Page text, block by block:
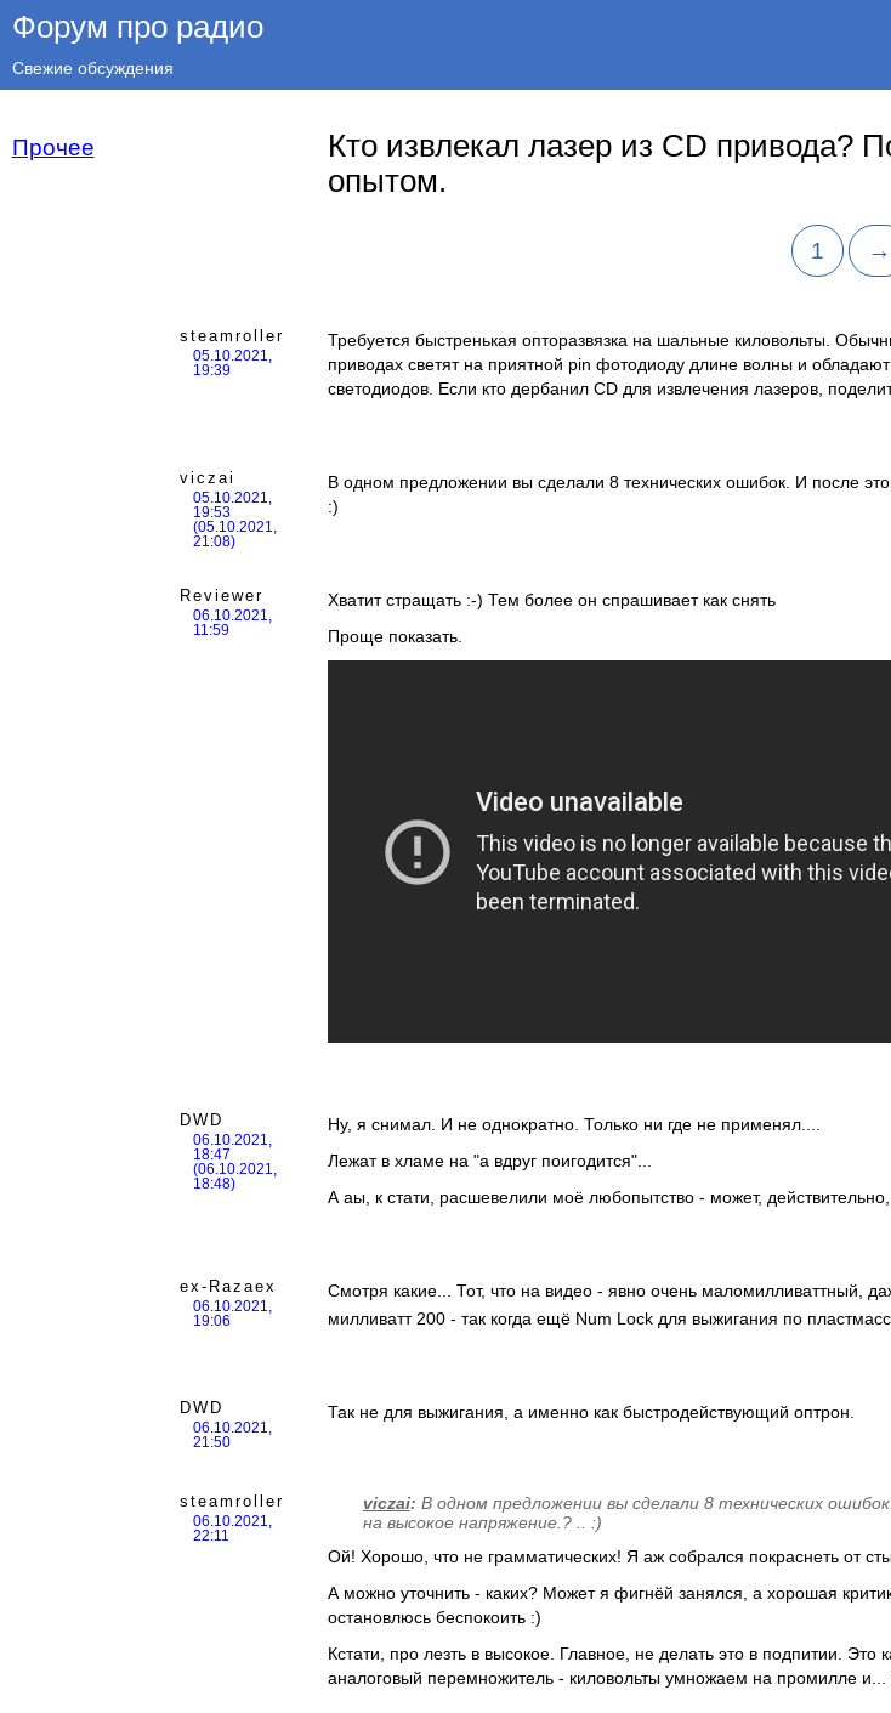
Форум про радио
Свежие обсуждения
Прочее
Кто извлекал лазер из CD привода?
опытом.
1 →
steamroller
05.10.2021,
19:39
Требуется быстренькая опторазвязка на шальные киловольты.
приводах светят на приятной pin фотодиоду длине волны и
светодиодов. Если кто дербанил CD для извлечения лазеров,
viczai
05.10.2021,
19:53
(05.10.2021,
21:08)
В одном предложении вы сделали 8 технических ошибок. И после
:)
Reviewer
06.10.2021,
11:59
Хватит стращать :-) Тем более он спрашивает как снять
Проще показать.
DWD
06.10.2021,
18:47
(06.10.2021,
18:48)
Ну, я снимал. И не однократно. Только ни где не применял....
Лежат в хламе на "а вдруг поигодится"...
А аы, к стати, расшевелили моё любопытство - может, действительно,
ex-Razaex
06.10.2021,
19:06
Смотря какие... Тот, что на видео - явно очень маломилливаттный,
милливатт 200 - так когда ещё Num Lock для выжигания по
DWD
06.10.2021,
21:50
Так не для выжигания, а именно как быстродействующий оптрон.
steamroller
06.10.2021,
22:11
viczai: В одном предложении вы сделали 8 технических
на высокое напряжение.? .. :)
Ой! Хорошо, что не грамматических! Я аж собрался покраснеть от
А можно уточнить - каких? Может я фигнёй занялся, а хорошая
остановлюсь беспокоить :)
Кстати, про лезть в высокое. Главное, не делать это в подпитии.
аналоговый перемножитель - киловольты умножаем на промилле